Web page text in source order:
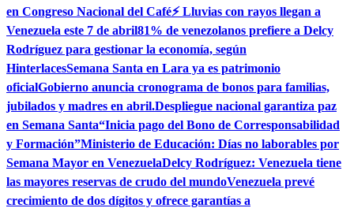
en Congreso Nacional del Café⚡ Lluvias con rayos llegan a
Venezuela este 7 de abril81% de venezolanos prefiere a Delcy
Rodríguez para gestionar la economía, según
HinterlacesSemana Santa en Lara ya es patrimonio
oficialGobierno anuncia cronograma de bonos para familias,
jubilados y madres en abril.Despliegue nacional garantiza paz
en Semana Santa“Inicia pago del Bono de Corresponsabilidad
y Formación”Ministerio de Educación: Días no laborables por
Semana Mayor en VenezuelaDelcy Rodríguez: Venezuela tiene
las mayores reservas de crudo del mundoVenezuela prevé
crecimiento de dos dígitos y ofrece garantías a